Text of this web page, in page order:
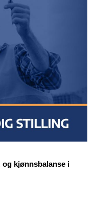
og kjønnsbalanse i